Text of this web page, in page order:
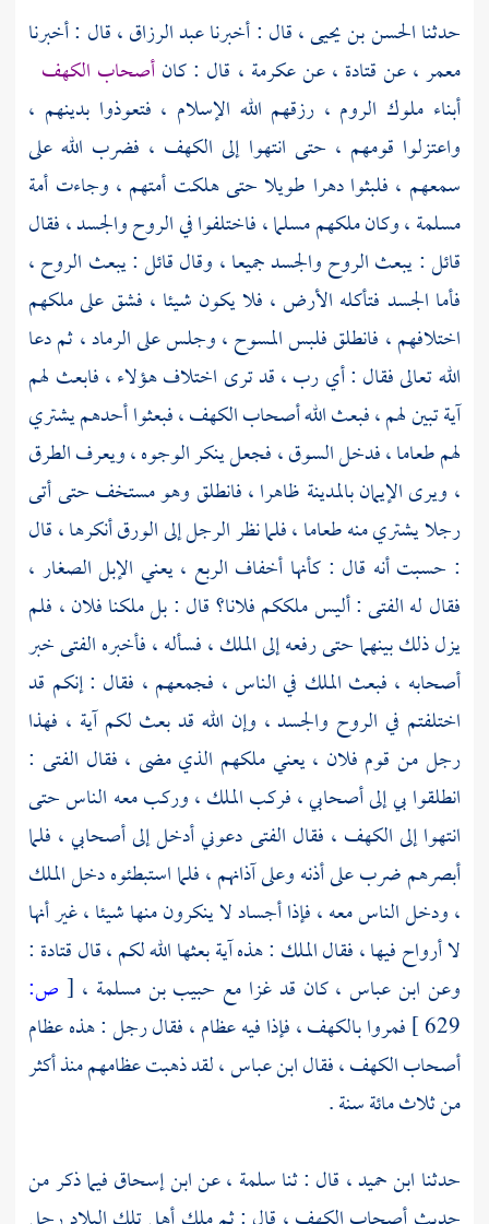
حدثناالحسن بن يحيى ،قال : أخبرناعبد الرزاق ،قال : أخبرنا
معمر ،عنقتادة ،عنعكرمة ، قال : كانأصحاب الكهف
أبناء ملوك الروم ، رزقهم الله الإسلام ، فتعوذوا بدينهم ،
واعتزلوا قومهم ، حتى انتهوا إلى الكهف ، فضرب الله على
سمعهم ، فلبثوا دهرا طويلا حتى هلكت أمتهم ، وجاءت أمة
مسلمة ، وكان ملكهم مسلما ، فاختلفوا في الروح والجسد ، فقال
قائل : يبعث الروح والجسد جميعا ، وقال قائل : يبعث الروح ،
فأما الجسد فتأكله الأرض ، فلا يكون شيئا ، فشق على ملكهم
اختلافهم ، فانطلق فلبس المسوح ، وجلس على الرماد ، ثم دعا
الله تعالى فقال : أي رب ، قد ترى اختلاف هؤلاء ، فابعث لهم
آية تبين لهم ، فبعث الله أصحاب الكهف ، فبعثوا أحدهم يشتري
لهم طعاما ، فدخل السوق ، فجعل ينكر الوجوه ، ويعرف الطرق
، ويرى الإيمان بالمدينة ظاهرا ، فانطلق وهو مستخف حتى أتى
رجلا يشتري منه طعاما ، فلما نظر الرجل إلى الورق أنكرها ، قال
: حسبت أنه قال : كأنها أخفاف الربع ، يعني الإبل الصغار ،
فقال له الفتى : أليس ملككم فلانا؟ قال : بل ملكنا فلان ، فلم
يزل ذلك بينهما حتى رفعه إلى الملك ، فسأله ، فأخبره الفتى خبر
أصحابه ، فبعث الملك في الناس ، فجمعهم ، فقال : إنكم قد
اختلفتم في الروح والجسد ، وإن الله قد بعث لكم آية ، فهذا
رجل من قوم فلان ، يعني ملكهم الذي مضى ، فقال الفتى :
انطلقوا بي إلى أصحابي ، فركب الملك ، وركب معه الناس حتى
انتهوا إلى الكهف ، فقال الفتى دعوني أدخل إلى أصحابي ، فلما
أبصرهم ضرب على أذنه وعلى آذانهم ، فلما استبطئوه دخل الملك
، ودخل الناس معه ، فإذا أجساد لا ينكرون منها شيئا ، غير أنها
لا أرواح فيها ، فقال الملك : هذه آية بعثها الله لكم ، قالقتادة :
وعن ابن عباس ،كان قد غزا مع حبيب بن مسلمة ، [ ص:
629 ] فمروا بالكهف ، فإذا فيه عظام ، فقال رجل : هذه عظام
أصحاب الكهف ، فقالابن عباس، لقد ذهبت عظامهم منذ أكثر
من ثلاث مائة سنة .
حدثنا ابن حميد ، قال : ثناسلمة ،عنابن إسحاقفيما ذكر من